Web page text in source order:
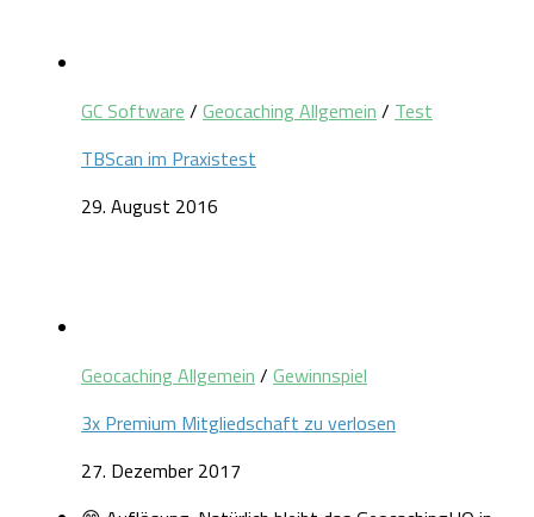
GC Software / Geocaching Allgemein / Test
TBScan im Praxistest
29. August 2016
Geocaching Allgemein / Gewinnspiel
3x Premium Mitgliedschaft zu verlosen
27. Dezember 2017